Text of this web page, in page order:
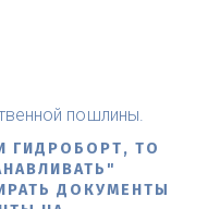
пошлины.
ГИДРОБОРТ, ТО
ДОКУМЕНТЫ